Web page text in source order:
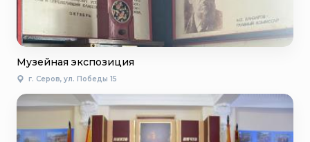
Музейная экспозиция
г. Серов, ул. Победы 15